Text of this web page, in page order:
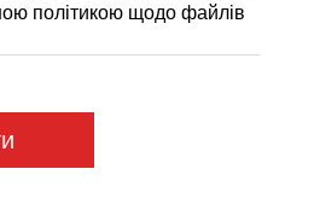
політикою щодо файлів